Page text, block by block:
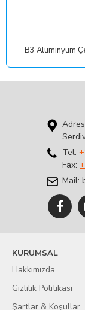
Tel:
Fax:
Mail:
KURUMSAL
Hakkımızda
Gizlilik Politikası
Şartlar & Koşullar